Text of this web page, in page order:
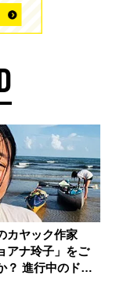
カヤック作家
アナ玲子」をご
？ 進行中のドナ